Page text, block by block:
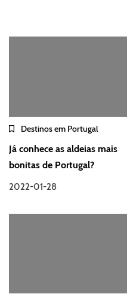
Destinos em Portugal
Já conhece as aldeias mais
bonitas de Portugal?
2022-01-28